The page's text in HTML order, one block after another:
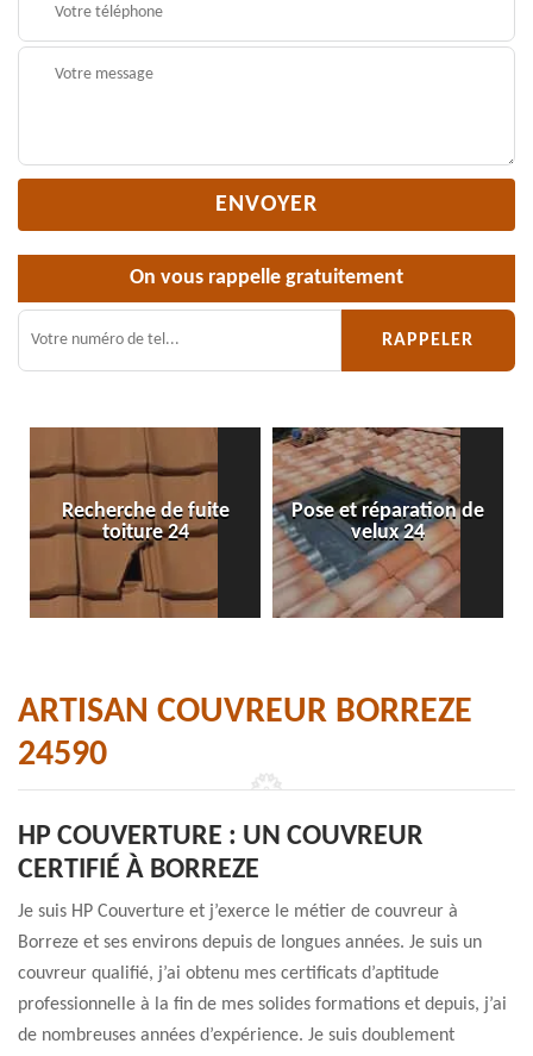
On vous rappelle gratuitement
Recherche de fuite
toiture 24
Pose et réparation de
velux 24
ARTISAN COUVREUR BORREZE
24590
HP COUVERTURE : UN COUVREUR
CERTIFIÉ À BORREZE
Je suis HP Couverture et j’exerce le métier de couvreur à
Borreze et ses environs depuis de longues années. Je suis un
couvreur qualifié, j’ai obtenu mes certificats d’aptitude
professionnelle à la fin de mes solides formations et depuis, j’ai
de nombreuses années d’expérience. Je suis doublement